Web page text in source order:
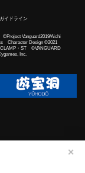
✕
イドライン
Vanguard2019/Aichi
Character Design ©2021
・ST ©VANGUARD
Inc.